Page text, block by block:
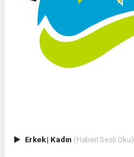
Erkek| Kadın (Haberi Sesli Oku)